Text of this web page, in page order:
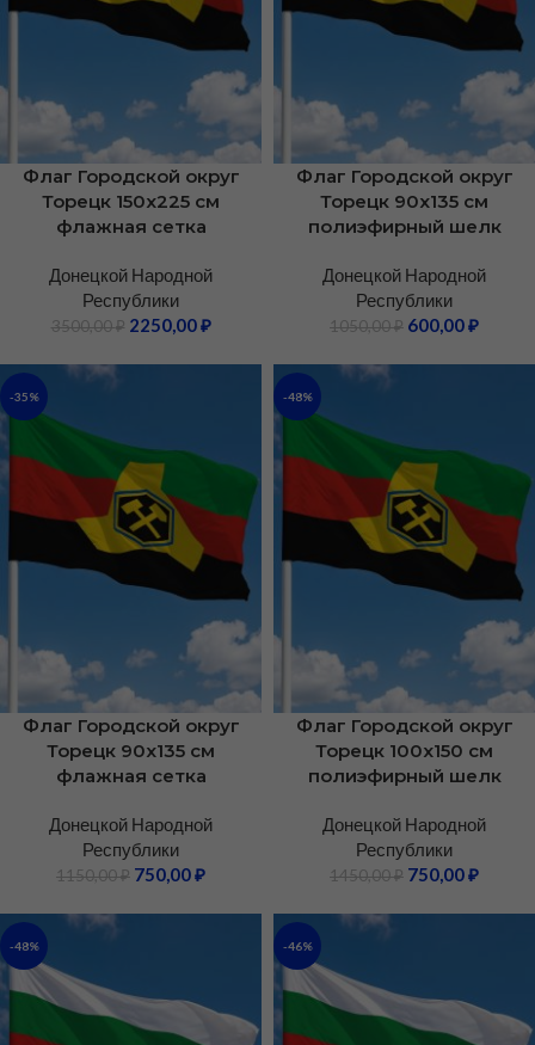
Флаг Городской округ
Торецк 150х225 см
флажная сетка
Донецкой Народной
Республики
3500,00₽ 2250,00₽
Флаг Городской округ
Торецк 90х135 см
полиэфирный шелк
Донецкой Народной
Республики
1050,00₽ 600,00₽
-35%
Флаг Городской округ
Торецк 90х135 см
флажная сетка
Донецкой Народной
Республики
1150,00₽ 750,00₽
-48%
Флаг Городской округ
Торецк 100х150 см
полиэфирный шелк
Донецкой Народной
Республики
1450,00₽ 750,00₽
-48% -46%